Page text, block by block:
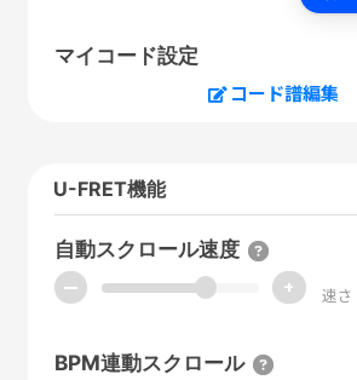
マイコード設定
コード譜編集
U-FRET機能
自動スクロール速度
ー + 速さ
BPM連動スクロール